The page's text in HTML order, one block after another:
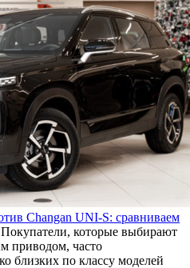
Changan UNI-S: сравниваем
Покупатели, которые выбирают
приводом, часто
близких по классу моделей